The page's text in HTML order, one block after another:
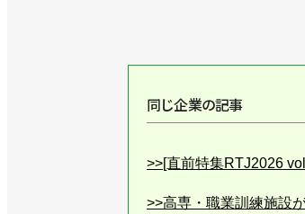
同じ企業の記事
>>[直前特集RTJ2026
>>高専・職業訓練施設